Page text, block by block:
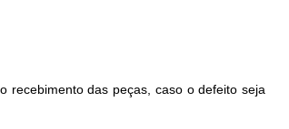
recebimento das peças, caso o defeito seja